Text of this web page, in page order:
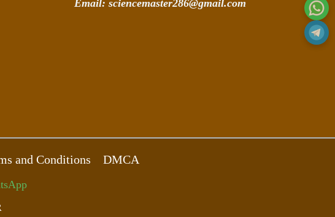
Email: sciencemaster286@gmail.com
and Conditions DMCA